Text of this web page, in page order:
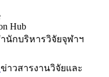
Hub
นักบริหารวิจัยจุฬาฯ
ข่าวสารงานวิจัยและ